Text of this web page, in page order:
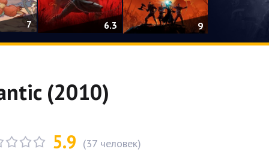
7 6.3 9
(2010)
5.9 (37человек)